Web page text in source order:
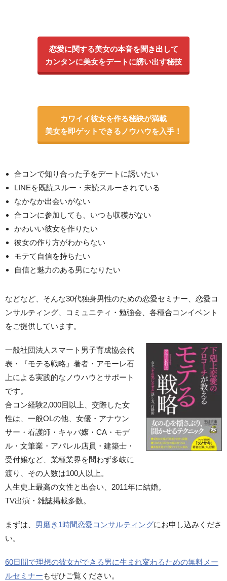
恋愛に関する美女の本音を聞き出して
カンタンに美女をデートに誘い出す秘技
カワイイ彼女を作る秘訣が満載
美女を即ゲットできるノウハウを入手！
合コンで知り合った子をデートに誘いたい
LINEを既読スルー・未読スルーされている
なかなか出会いがない
合コンに参加しても、いつも収穫がない
かわいい彼女を作りたい
彼女の作り方がわからない
モテて自信を持ちたい
自信と魅力のある男になりたい
などなど、そんな30代独身男性のための恋愛セミナー、恋愛コ
ンサルティング、コミュニティ・勉強会、各種合コンイベント
をご提供しています。
一般社団法人スマート男子育成協会代
表・『モテる戦略』著者・アモーレ石
上による実践的なノウハウとサポート
です。
合コン経験2,000回以上、交際した女
性は、一般OLの他、女優・アナウン
サー・看護師・キャバ嬢・CA・モデ
ル・文筆業・アパレル店員・建築士・
受付嬢など、業種業界を問わず多岐に
渡り、その人数は100人以上。
人生史上最高の女性と出会い、2011年に結婚。
TV出演・雑誌掲載多数。
まずは、 男磨き1時間恋愛コンサルティングにお申し込みくださ
い。
60日間で理想の彼女ができる男に生まれ変わるための無料メー
ルセミナー もぜひご覧ください。